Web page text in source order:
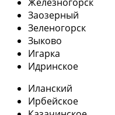
Заозерный
Зеленогорск
Зыково
Игарка
Идринское
Иланский
Ирбейское